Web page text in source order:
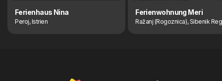
Ferienhaus Nina
Peroj, Istrien
Ferienwohnung Meri
Ražanj (Rogoznica), Sibenik